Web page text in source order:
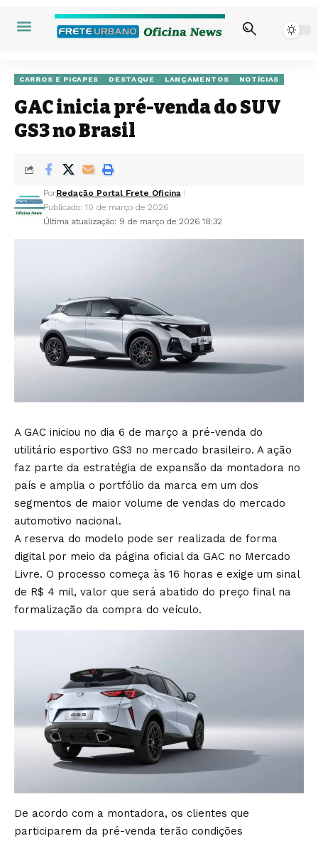
CARROS E PICAPES DESTAQUE LANÇAMENTOS NOTÍCIAS
GAC inicia pré-venda do SUV
GS3 no Brasil
Última atualização: 9 de março de 2026 18:32
PorRedação Portal Frete Oficina
Publicado: 10 de março de 2026
A GAC iniciou no dia 6 de março a pré-venda do
utilitário esportivo GS3 no mercado brasileiro. A ação
faz parte da estratégia de expansão da montadora no
país e amplia o portfólio da marca em um dos
segmentos de maior volume de vendas do mercado
automotivo nacional.
A reserva do modelo pode ser realizada de forma
digital por meio da página oficial da GAC no Mercado
Livre. O processo começa às 16 horas e exige um sinal
de R$ 4 mil, valor que será abatido do preço final na
formalização da compra do veículo.
De acordo com a montadora, os clientes que
participarem da pré-venda terão condições